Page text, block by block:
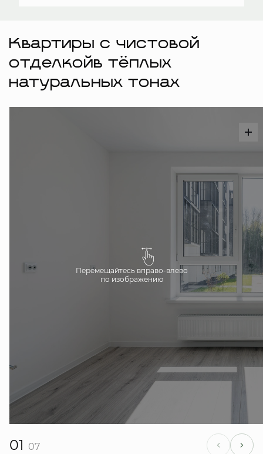
Квартиры с чистовой
отделкойв тёплых
натуральных тонах
Перемещайтесь вправо-влево
по изображению
01 07